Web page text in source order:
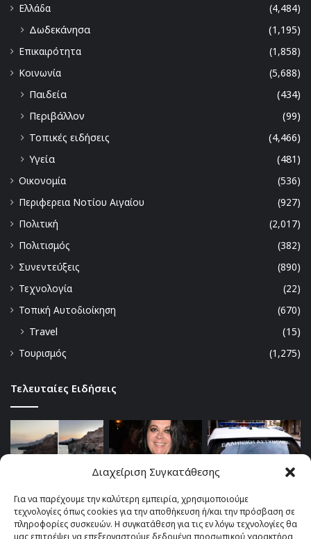
Διαχείριση Συγκατάθεσης
Για να παρέχουμε την καλύτερη εμπειρία, χρησιμοποιούμε
τεχνολογίες όπως cookies για την αποθήκευση ή/και την πρόσβαση σε
πληροφορίες συσκευών. Η συγκατάθεση για τις εν λόγω τεχνολογίες θα
μας επιτρέψει να επεξεργαστούμε δεδομένα προσωπικού χαρακτήρα,
Ελλάδα
(4,484)
Δωδεκάνησα
(1,195)
Επικαιρότητα
(1,858)
Κοινωνία
(5,688)
Παιδεία
(434)
Περιβάλλον
(99)
Τοπικές ειδήσεις
(4,466)
Υγεία
(481)
Οικονομία
(536)
Περιφερεια Νοτίου Αιγαίου
(927)
Πολιτική
(2,017)
Πολιτισμός
(382)
Συνεντεύξεις
(890)
Τεχνολογία
(22)
Τοπική Αυτοδιοίκηση
(670)
Travel
(15)
Τουρισμός
(1,275)
Τελευταίες Ειδήσεις